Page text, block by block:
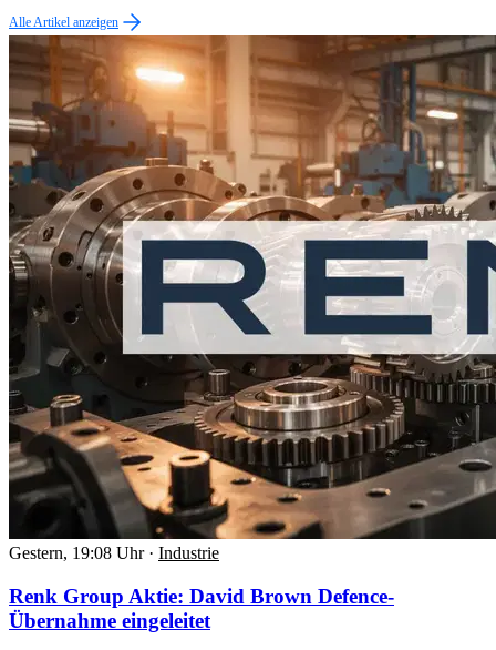
Alle Artikel anzeigen
Gestern, 19:08 Uhr · Industrie
Renk Group Aktie: David Brown Defence-
Übernahme eingeleitet